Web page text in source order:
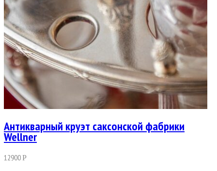
Антикварный круэт саксонской фабрики
Wellner
12900Р